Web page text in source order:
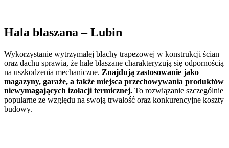
Hala blaszana– Lubin
Wykorzystanie wytrzymałej blachy trapezowej w konstrukcji ścian
oraz dachu sprawia, że hale blaszane charakteryzują się odpornością
na uszkodzenia mechaniczne. Znajdują zastosowanie jako
magazyny, garaże, a także miejsca przechowywania produktów
niewymagających izolacji termicznej. To rozwiązanie szczególnie
popularne ze względu na swoją trwałość oraz konkurencyjne koszty
budowy.